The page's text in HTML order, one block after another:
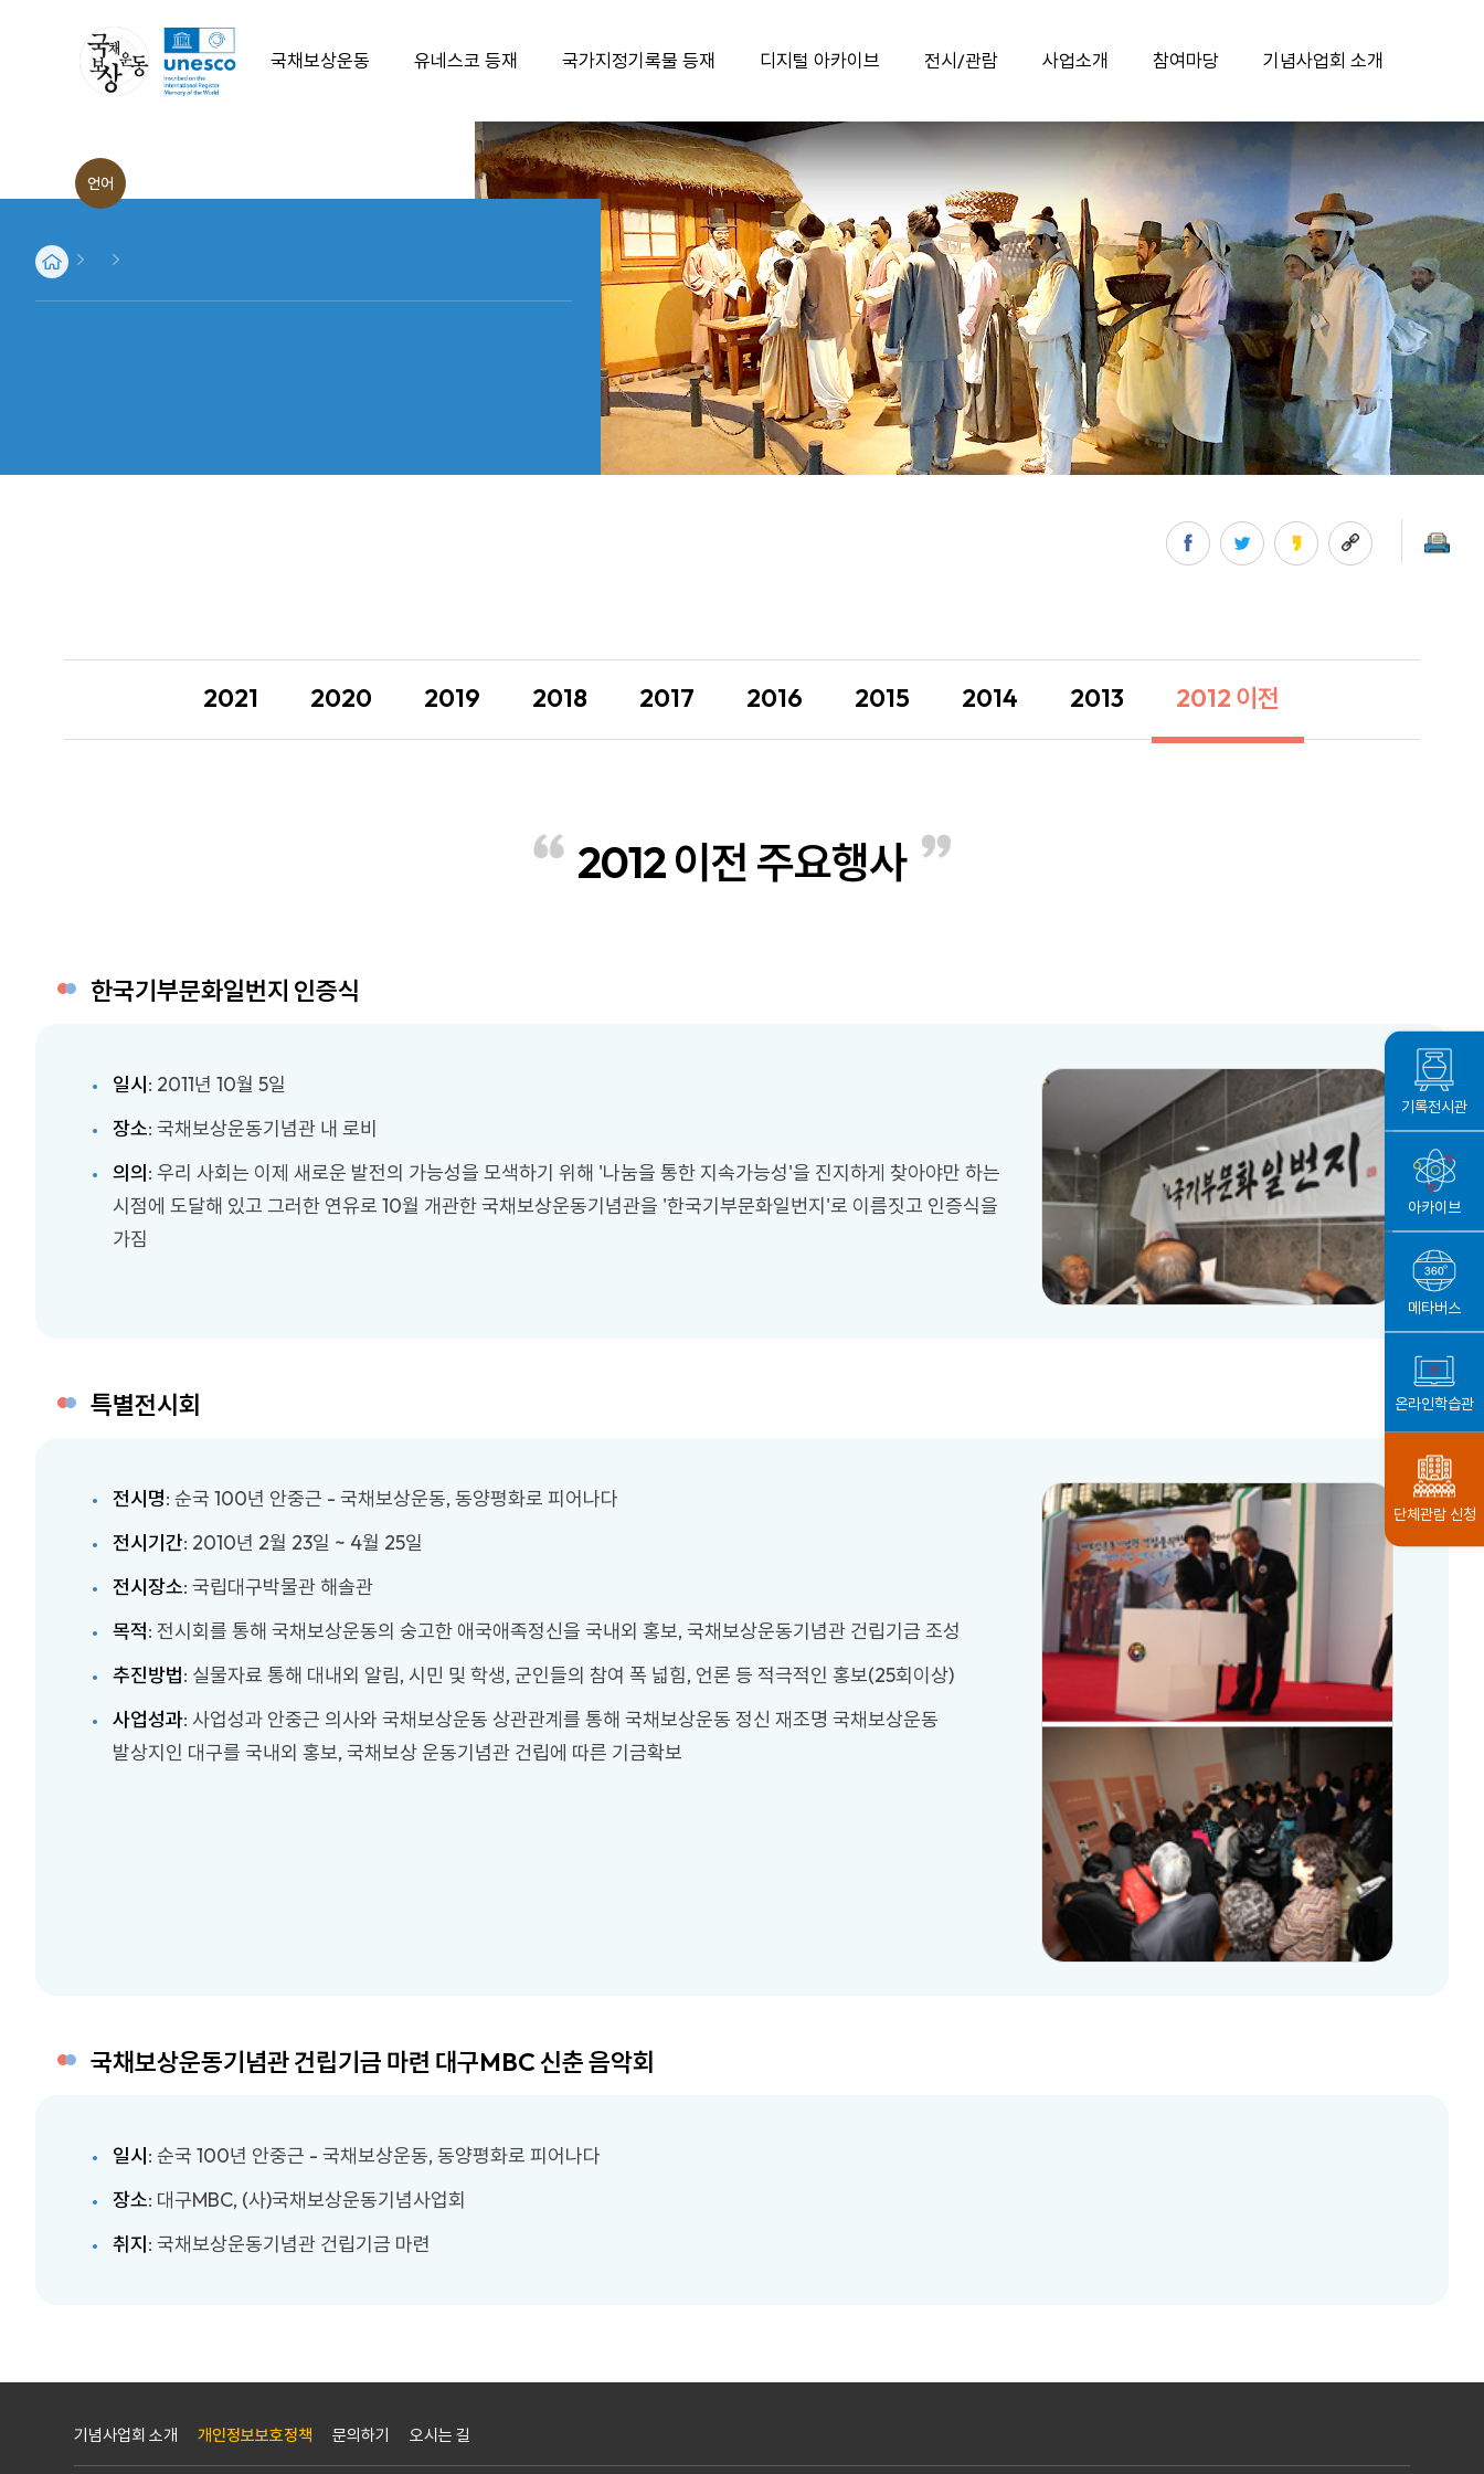
기록전시관
아카이브
메타버스
온라인학습관
단체관람 신청
국채보상운동
운동의 전개
유네스코 등재
유네스코 등재 과정
국채보상운동 기록물
선정기준 충족여부
유네스코 세계기록유산
한국의 세계기록유산
국가지정기록물 등재
국가지정기록물이란?
국가지정기록물 제17호
『국채보상운동 관련
기록물』
디지털 아카이브
디지털 아카이브 바로가기
학예사가 들려주는
국채보상운동 유물 이야기
전시/관람
국채보상운동기념관
국채보상운동기록전시관
기념공원
기념비
행사안내
단체관람 신청
단체관람 신청 확인
사업소개
기념사업
교육연대사업
교육문화사업
서상돈상
연례행사
주요행사
캐릭터 공모전
참여마당
공지사항
보도자료
문의하기
청소년자원봉사 활동안내
자유게시판
자료수집안내
자료수집
공모전 문의게시판
기념사업회 소개
인사말
설립 목적 및 비전
연혁
사단법인 안내
조직현황
후원안내
찾아오시는길
언어
CHN
2021 2020 2019 2018 2017 2016 2015 2014 2013 2012 이전
2012 이전 주요행사
한국기부문화일번지 인증식
일시: 2011년 10월 5일
장소: 국채보상운동기념관 내 로비
의의: 우리 사회는 이제 새로운 발전의 가능성을 모색하기 위해 '나눔을 통한 지속가능성'을 진지하게 찾아야만 하는
시점에 도달해 있고 그러한 연유로 10월 개관한 국채보상운동기념관을 '한국기부문화일번지'로 이름짓고 인증식을
가짐
특별전시회
전시명: 순국 100년 안중근 - 국채보상운동, 동양평화로 피어나다
전시기간: 2010년 2월 23일 ~ 4월 25일
전시장소: 국립대구박물관 해솔관
목적: 전시회를 통해 국채보상운동의 숭고한 애국애족정신을 국내외 홍보, 국채보상운동기념관 건립기금 조성
추진방법: 실물자료 통해 대내외 알림, 시민 및 학생, 군인들의 참여 폭 넓힘, 언론 등 적극적인 홍보(25회이상)
사업성과: 사업성과 안중근 의사와 국채보상운동 상관관계를 통해 국채보상운동 정신 재조명 국채보상운동
발상지인 대구를 국내외 홍보, 국채보상 운동기념관 건립에 따른 기금확보
국채보상운동기념관 건립기금 마련 대구MBC 신춘 음악회
일시: 순국 100년 안중근 - 국채보상운동, 동양평화로 피어나다
장소: 대구MBC, (사)국채보상운동기념사업회
취지: 국채보상운동기념관 건립기금 마련
기념사업회 소개 개인정보보호정책 문의하기 오시는 길